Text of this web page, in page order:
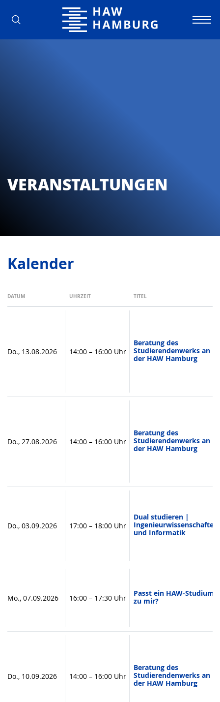
Hochschule für Angewandte
VERANSTALTUNGEN
Kalender
DATUM UHRZEIT TITEL
Do., 13.08.2026 14:00 – 16:00 Uhr
Beratung des
Studierendenwerks an
der HAW Hamburg
Do., 27.08.2026 14:00 – 16:00 Uhr
Beratung des
Studierendenwerks an
der HAW Hamburg
Do., 03.09.2026 17:00 – 18:00 Uhr
Dual studieren |
Ingenieurwissenschaften
und Informatik
Mo., 07.09.2026 16:00 – 17:30 Uhr
Passt ein HAW-Studium
zu mir?
Do., 10.09.2026 14:00 – 16:00 Uhr
Beratung des
Studierendenwerks an
der HAW Hamburg